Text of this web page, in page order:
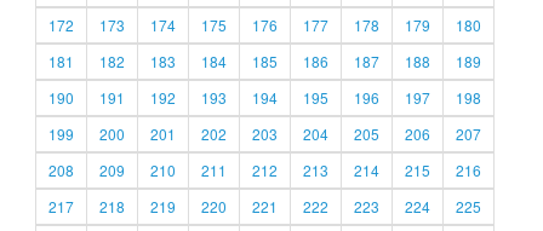
172
173 174 175 176 177 178 179
180
181
182 183 184 185 186 187 188
189
190
191 192 193 194 195 196 197
198
199
200 201 202 203 204 205 206
207
208
209 210 211 212 213 214 215
216
217
218 219 220 221 222 223 224
225